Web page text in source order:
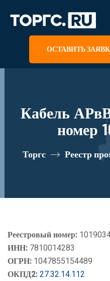
ОСТАВИТЬ
Кабель
номер
Торгс Реестр
Реестровый номер:
ИНН: 7810014283
ОГРН: 1047855154489
ОКПД2:27.32.14.112